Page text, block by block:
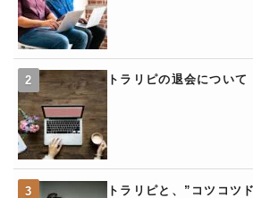
トラリピの退会について
トラリピと、”コツコツ